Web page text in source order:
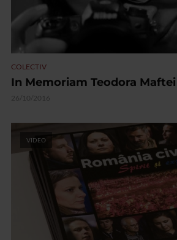
COLECTIV
In Memoriam Teodora Maftei
26/10/2016
VIDEO